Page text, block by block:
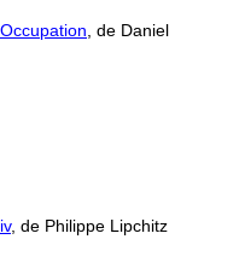
, de Daniel
, de Philippe Lipchitz